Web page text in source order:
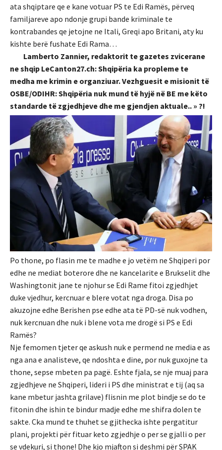
ata shqiptare qe e kane votuar PS te Edi Ramës, përveq
familjareve apo ndonje grupi bande kriminale te
kontrabandes qe jetojne ne Itali, Greqi apo Britani, aty ku
kishte berë fushate Edi Rama…
Lamberto Zannier, redaktorit te gazetes zvicerane
ne shqip LeCanton27.ch: Shqipëria ka propleme te
medha me krimin e organziuar. Vezhguesit e misionit të
OSBE/ODIHR: Shqipëria nuk mund të hyjë në BE me këto
standarde të zgjedhjeve dhe me gjendjen aktuale.. » ?!
Po thone, po flasin me te madhe e jo vetëm ne Shqiperi por
edhe ne mediat boterore dhe ne kancelarite e Brukselit dhe
Washingtonit jane te njohur se Edi Rame fitoi zgjedhjet
duke vjedhur, kercnuar e blere votat nga droga. Disa po
akuzojne edhe Berishen pse edhe ata të PD-së nuk vodhen,
nuk kercnuan dhe nuk i blene vota me drogë si PS e Edi
Ramës?
Nje femomen tjeter qe askush nuk e permend ne media e as
nga ana e analisteve, qe ndoshta e dine, por nuk guxojne ta
thone, sepse mbeten pa pagë. Eshte fjala, se nje muaj para
zgjedhjeve ne Shqiperi, lideri i PS dhe ministrat e tij (aq sa
kane mbetur jashta grilave) flisnin me plot bindje se do te
fitonin dhe ishin te bindur madje edhe me shifra dolen te
sakte. Cka mund te thuhet se gjithecka ishte pergatitur
plani, projekti për fituar keto zgjedhje o per se gjalli o per
se vdekuri, si thone! Dhe kjo mjafton si deshmi për SPAK